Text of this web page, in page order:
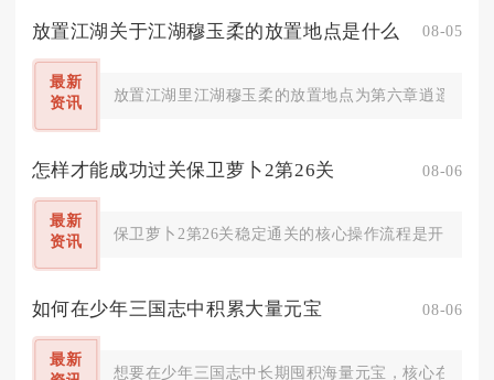
放置江湖关于江湖穆玉柔的放置地点是什么 08-05
最新
资讯
放置江湖里江湖穆玉柔的放置地点为第六章逍遥林
怎样才能成功过关保卫萝卜2第26关 08-06
最新
资讯
保卫萝卜2第26关稳定通关的核心操作流程是开局极
如何在少年三国志中积累大量元宝 08-06
最新
想要在少年三国志中长期囤积海量元宝，核心在于